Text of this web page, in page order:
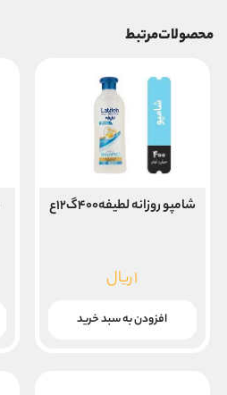
محصولات مرتبط
شامپو روزانه لطیفه۴۰۰گ۱۲ع
۱ریال
افزودن به سبد خرید